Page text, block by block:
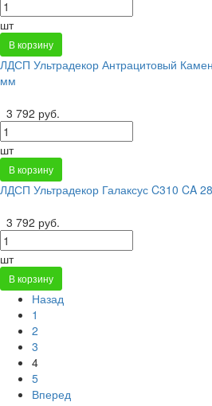
шт
В корзину
ЛДСП Ультрадекор Антрацитовый
мм
3 792 руб.
шт
В корзину
ЛДСП Ультрадекор Галаксус C310 CA
3 792 руб.
шт
В корзину
Назад
1
2
3
4
5
Вперед